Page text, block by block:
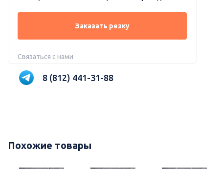
Заказать резку
Связаться с нами
8 (812) 441-31-88
Похожие товары